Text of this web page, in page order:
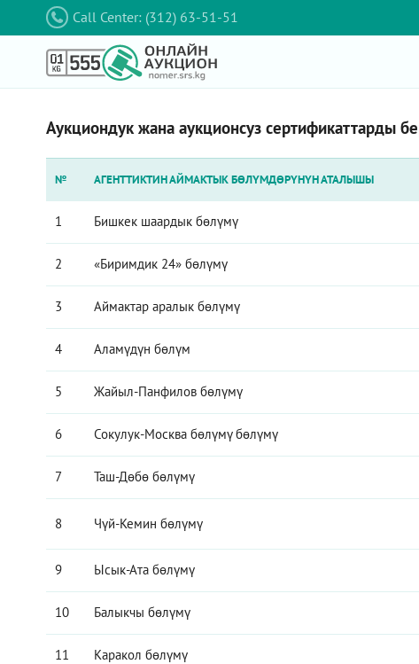
Call Center: (312) 63-51-51
Аукциондук жана аукционсуз сертификаттарды
№ АГЕНТТИКТИН АЙМАКТЫК БӨЛҮМДӨРҮНҮН АТАЛЫШЫ
1 Бишкек шаардык бөлүмү
2 «Биримдик 24» бөлүмү
3 Аймактар аралык бөлүмү
4 Аламүдүн бөлүм
5 Жайыл-Панфилов бөлүмү
6 Сокулук-Москва бөлүмү бөлүмү
7 Таш-Дөбө бөлүмү
8 Чүй-Кемин бөлүмү
9 Ысык-Ата бөлүмү
10 Балыкчы бөлүмү
11 Каракол бөлүмү